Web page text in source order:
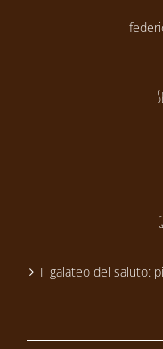
Il galateo del saluto: